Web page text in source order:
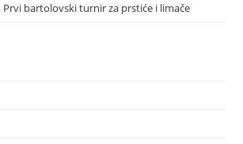
Prvi bartolovski turnir za prstiće i limače